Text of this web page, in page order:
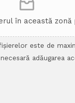
în această
este de
adăugarea